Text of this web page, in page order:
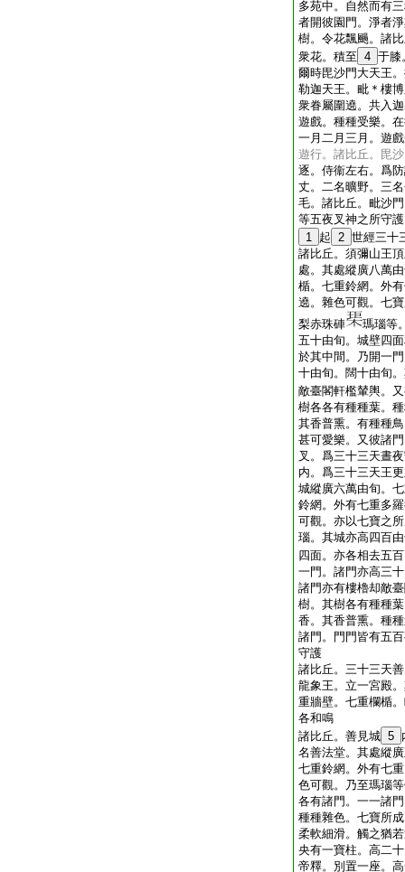
多苑中。自然而有
者開彼園門。淨者
樹。令花飄颺。諸
衆花。積至 4 于膝
爾時毘沙門大天王
勒迦天王。毗＊樓
衆眷屬圍遶。共入
遊戲。種種受樂。
一月二月三月。遊
遊行。諸比丘。毘
逐。侍衞左右。爲
丈。二名曠野。三
毛。諸比丘。毗沙
等五夜叉神之所守護
1 起 2 世經三十
諸比丘。須彌山王
處。其處縱廣八萬
楯。七重鈴網。外
遶。雜色可觀。七
梨赤珠硨
瑪瑙等
五十由旬。城壁四
於其中間。乃開一
十由旬。闊十由旬
敵臺閣軒檻輦輿。
樹各各有種種葉。
其香普熏。有種種
甚可愛樂。又彼諸
叉。爲三十三天晝
内。爲三十三天王
城縱廣六萬由旬。
鈴網。外有七重多
可觀。亦以七寶之
瑙。其城亦高四百
四面。亦各相去五
一門。諸門亦高三
諸門亦有樓櫓却敵
樹。其樹各有種種
香。其香普熏。種
諸門。門門皆有五
守護
諸比丘。三十三天
龍象王。立一宮殿
重牆壁。七重欄楯
各和鳴
諸比丘。善見城 5
名善法堂。其處縱
七重鈴網。外有七
色可觀。乃至瑪瑙
各有諸門。一一諸
種種雜色。七寶所
柔軟細滑。觸之猶
央有一寶柱。高二
帝釋。別置一座。